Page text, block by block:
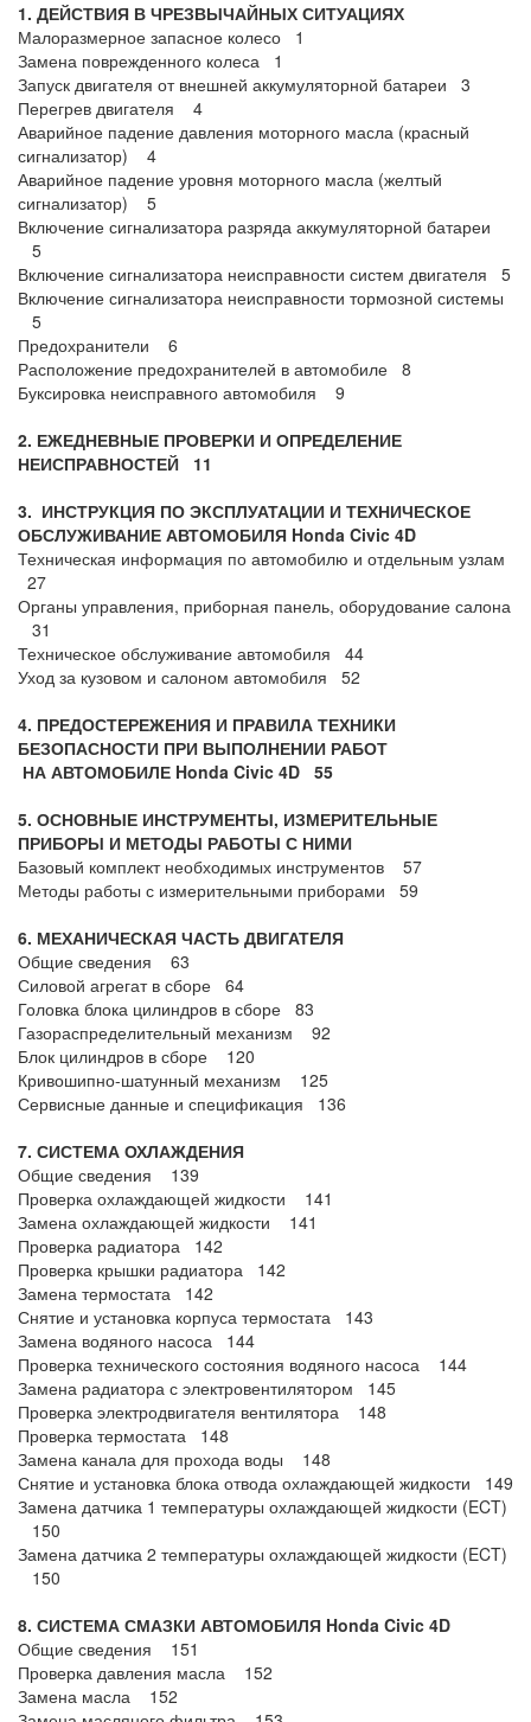
1. ДЕЙСТВИЯ В ЧРЕЗВЫЧАЙНЫХ СИТУАЦИЯХ
Малоразмерное запасное колесо 1
Замена поврежденного колеса 1
Запуск двигателя от внешней аккумуляторной батареи 3
Перегрев двигателя 4
Аварийное падение давления моторного масла (красный
сигнализатор) 4
Аварийное падение уровня моторного масла (желтый
сигнализатор) 5
Включение сигнализатора разряда аккумуляторной батареи
5
Включение сигнализатора неисправности систем двигателя 5
Включение сигнализатора неисправности тормозной системы
5
Предохранители 6
Расположение предохранителей в автомобиле 8
Буксировка неисправного автомобиля 9
2. ЕЖЕДНЕВНЫЕ ПРОВЕРКИ И ОПРЕДЕЛЕНИЕ
НЕИСПРАВНОСТЕЙ 11
3. ИНСТРУКЦИЯ ПО ЭКСПЛУАТАЦИИ И ТЕХНИЧЕСКОЕ
ОБСЛУЖИВАНИЕ АВТОМОБИЛЯ Honda Civic 4D
Техническая информация по автомобилю и отдельным узлам
27
Органы управления, приборная панель, оборудование салона
31
Техническое обслуживание автомобиля 44
Уход за кузовом и салоном автомобиля 52
4. ПРЕДОСТЕРЕЖЕНИЯ И ПРАВИЛА ТЕХНИКИ
БЕЗОПАСНОСТИ ПРИ ВЫПОЛНЕНИИ РАБОТ
НА АВТОМОБИЛЕ Honda Civic 4D 55
5. ОСНОВНЫЕ ИНСТРУМЕНТЫ, ИЗМЕРИТЕЛЬНЫЕ
ПРИБОРЫ И МЕТОДЫ РАБОТЫ С НИМИ
Базовый комплект необходимых инструментов 57
Методы работы с измерительными приборами 59
6. МЕХАНИЧЕСКАЯ ЧАСТЬ ДВИГАТЕЛЯ
Общие сведения 63
Силовой агрегат в сборе 64
Головка блока цилиндров в сборе 83
Газораспределительный механизм 92
Блок цилиндров в сборе 120
Кривошипно-шатунный механизм 125
Сервисные данные и спецификация 136
7. СИСТЕМА ОХЛАЖДЕНИЯ
Общие сведения 139
Проверка охлаждающей жидкости 141
Замена охлаждающей жидкости 141
Проверка радиатора 142
Проверка крышки радиатора 142
Замена термостата 142
Снятие и установка корпуса термостата 143
Замена водяного насоса 144
Проверка технического состояния водяного насоса 144
Замена радиатора с электровентилятором 145
Проверка электродвигателя вентилятора 148
Проверка термостата 148
Замена канала для прохода воды 148
Снятие и установка блока отвода охлаждающей жидкости 149
Замена датчика 1 температуры охлаждающей жидкости (ECT)
150
Замена датчика 2 температуры охлаждающей жидкости (ECT)
150
8. СИСТЕМА СМАЗКИ АВТОМОБИЛЯ Honda Civic 4D
Общие сведения 151
Проверка давления масла 152
Замена масла 152